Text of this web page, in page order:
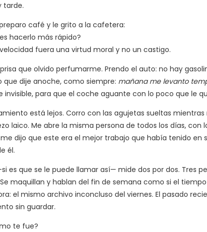
tarde.
café y le grito a la cafetera:
hacerlo más rápido?
fuera una virtud moral y no un castigo.
que olvido perfumarme. Prendo el auto: no hay
que dije anoche, como siempre: mañana me levanto
invisible, para que el coche aguante con lo poco que le
está lejos. Corro con las agujetas sueltas
laico. Me abre la misma persona de todos los días, con
dijo que este era el mejor trabajo que había tenido en
él.
es que se le puede llamar así— mide dos por dos. Tres
maquillan y hablan del fin de semana como si el
el mismo archivo inconcluso del viernes. El pasado
sin guardar.
te fue?